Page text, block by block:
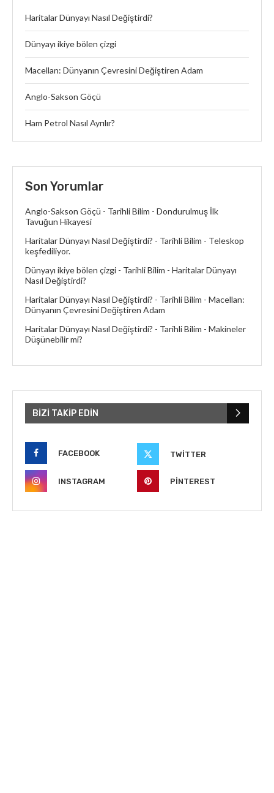
Haritalar Dünyayı Nasıl Değiştirdi?
Dünyayı ikiye bölen çizgi
Macellan: Dünyanın Çevresini Değiştiren Adam
Anglo-Sakson Göçü
Ham Petrol Nasıl Ayrılır?
Son Yorumlar
Anglo-Sakson Göçü - Tarihli Bilim - Dondurulmuş İlk
Tavuğun Hikayesi
Haritalar Dünyayı Nasıl Değiştirdi? - Tarihli Bilim - Teleskop
keşfediliyor.
Dünyayı ikiye bölen çizgi - Tarihli Bilim - Haritalar Dünyayı
Nasıl Değiştirdi?
Haritalar Dünyayı Nasıl Değiştirdi? - Tarihli Bilim - Macellan:
Dünyanın Çevresini Değiştiren Adam
Haritalar Dünyayı Nasıl Değiştirdi? - Tarihli Bilim - Makineler
Düşünebilir mi?
BIZI TAKIP EDIN
FACEBOOK TWITTER
INSTAGRAM PINTEREST